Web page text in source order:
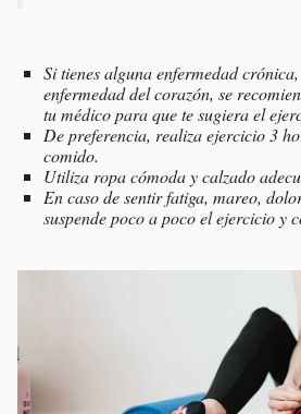
Si tienes alguna enfermedad
enfermedad del corazón, se
tu médico para que te sugiera el
De preferencia, realiza ejercicio 3
comido.
Utiliza ropa cómoda y calzado
En caso de sentir fatiga, mareo,
suspende poco a poco el ejercicio y